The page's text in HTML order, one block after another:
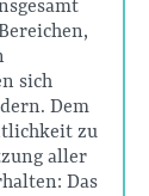
sich
Dem
zu
aller
Das